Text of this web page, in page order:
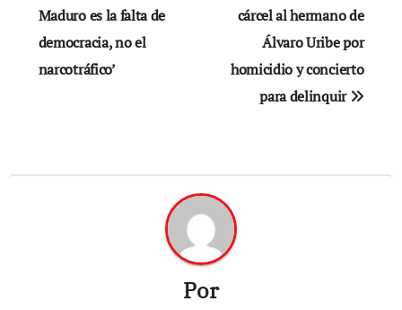
de
entradas
Maduro es la falta de
democracia, no el
narcotráfico’
cárcel al hermano de
Álvaro Uribe por
homicidio y concierto
para delinquir
Por